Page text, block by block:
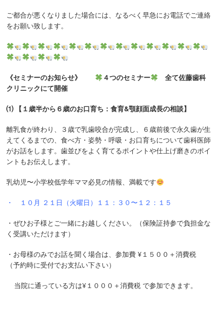
ご都合が悪くなりました場合には、なるべく早急にお電話でご連絡
をお願い致します。
《セミナーのお知らせ》 ４つのセミナー
全て佐藤歯科
クリニックにて開催
⑴ 【１歳半から６歳のお口育ち：食育&顎顔面成長の相談】
離乳食が終わり、３歳で乳歯咬合が完成し、６歳前後で永久歯が生
えてくるまでの、食べ方・姿勢・呼吸・お口育ちについて歯科医師
がお話をします。歯並びをよく育てるポイントや仕上げ磨きのポイ
ントもお伝えします。
乳幼児〜小学校低学年ママ必見の情報、満載です
・ １０月 ２１日（火曜日）１１：３０ 〜１２：１５
・ぜひお子様とご一緒にお越しください。（保険証持参で負担金な
く受講いただけます）
・お母様のみでお話を聞く場合は、参加費 ¥１５００＋消費税
（予約時に受付でお支払い下さい）
当院に通っている方は¥１０００＋消費税 で参加できます。